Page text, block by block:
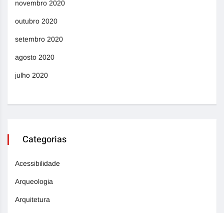
novembro 2020
outubro 2020
setembro 2020
agosto 2020
julho 2020
Categorias
Acessibilidade
Arqueologia
Arquitetura